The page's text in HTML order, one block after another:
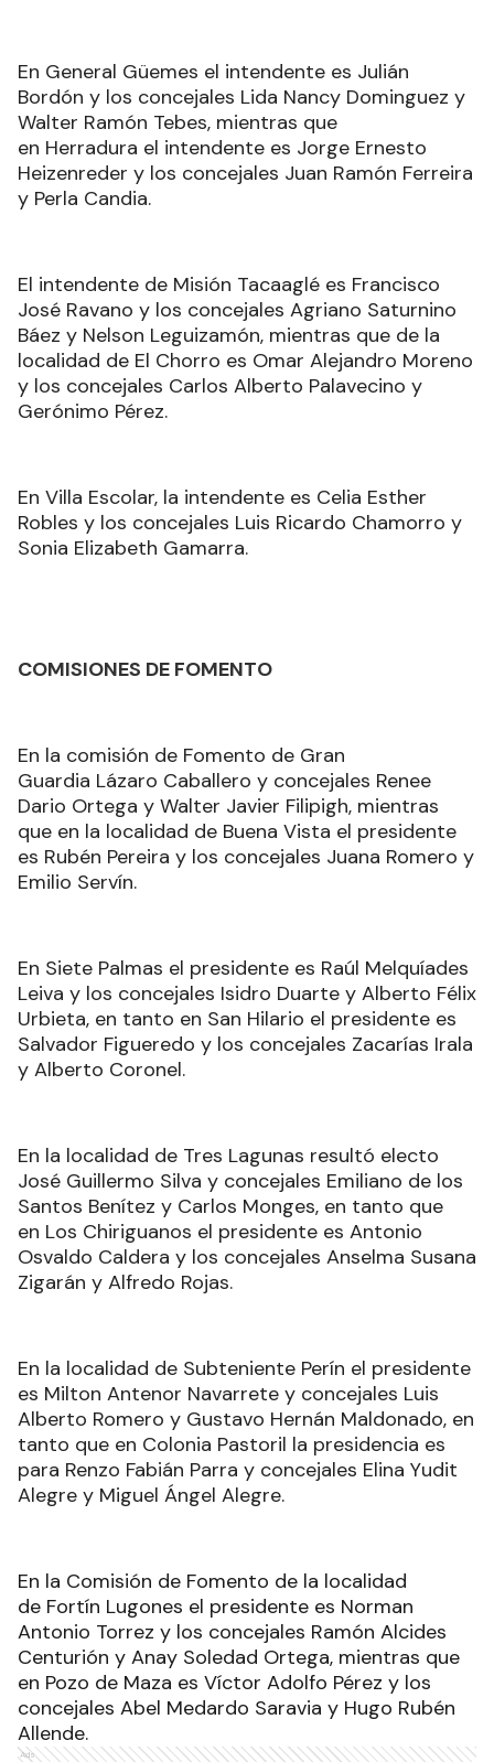
En General Güemes el intendente es Julián
Bordón y los concejales Lida Nancy Dominguez y
Walter Ramón Tebes, mientras que
en Herradura el intendente es Jorge Ernesto
Heizenreder y los concejales Juan Ramón Ferreira
y Perla Candia.
El intendente de Misión Tacaaglé es Francisco
José Ravano y los concejales Agriano Saturnino
Báez y Nelson Leguizamón, mientras que de la
localidad de El Chorro es Omar Alejandro Moreno
y los concejales Carlos Alberto Palavecino y
Gerónimo Pérez.
En Villa Escolar, la intendente es Celia Esther
Robles y los concejales Luis Ricardo Chamorro y
Sonia Elizabeth Gamarra.
COMISIONES DE FOMENTO
En la comisión de Fomento de Gran
Guardia Lázaro Caballero y concejales Renee
Dario Ortega y Walter Javier Filipigh, mientras
que en la localidad de Buena Vista el presidente
es Rubén Pereira y los concejales Juana Romero y
Emilio Servín.
En Siete Palmas el presidente es Raúl Melquíades
Leiva y los concejales Isidro Duarte y Alberto Félix
Urbieta, en tanto en San Hilario el presidente es
Salvador Figueredo y los concejales Zacarías Irala
y Alberto Coronel.
En la localidad de Tres Lagunas resultó electo
José Guillermo Silva y concejales Emiliano de los
Santos Benítez y Carlos Monges, en tanto que
en Los Chiriguanos el presidente es Antonio
Osvaldo Caldera y los concejales Anselma Susana
Zigarán y Alfredo Rojas.
En la localidad de Subteniente Perín el presidente
es Milton Antenor Navarrete y concejales Luis
Alberto Romero y Gustavo Hernán Maldonado, en
tanto que en Colonia Pastoril la presidencia es
para Renzo Fabián Parra y concejales Elina Yudit
Alegre y Miguel Ángel Alegre.
En la Comisión de Fomento de la localidad
de Fortín Lugones el presidente es Norman
Antonio Torrez y los concejales Ramón Alcides
Centurión y Anay Soledad Ortega, mientras que
en Pozo de Maza es Víctor Adolfo Pérez y los
concejales Abel Medardo Saravia y Hugo Rubén
Allende.
Ads